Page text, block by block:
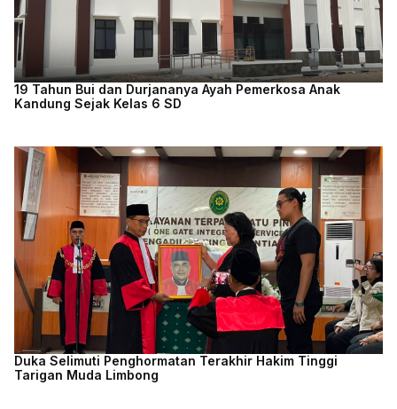
19 Tahun Bui dan Durjananya Ayah Pemerkosa Anak
Kandung Sejak Kelas 6 SD
Duka Selimuti Penghormatan Terakhir Hakim Tinggi
Tarigan Muda Limbong